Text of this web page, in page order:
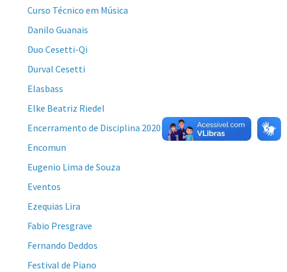
Curso Técnico em Música
Danilo Guanais
Duo Cesetti-Qi
Durval Cesetti
Elasbass
Elke Beatriz Riedel
Encerramento de Disciplina 2020
Encomun
Eugenio Lima de Souza
Eventos
Ezequias Lira
Fabio Presgrave
Fernando Deddos
Festival de Piano